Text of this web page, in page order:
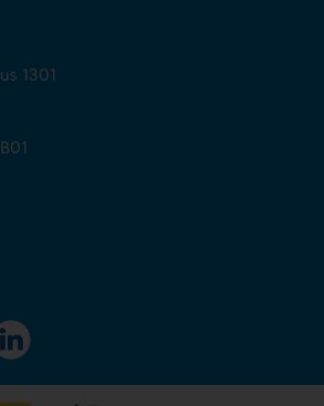
1301